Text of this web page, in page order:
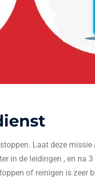
Laat deze missie
in de leidingen , en na
of reinigen is